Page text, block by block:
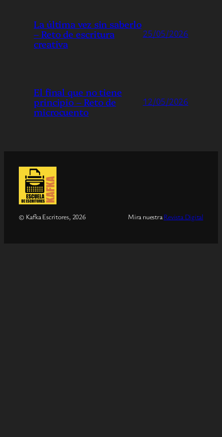
La última vez sin saberlo
– Reto de escritura
creativa
25/05/2026
El final que no tiene
principio – Reto de
microcuento
12/05/2026
© Kafka Escritores, 2026 Mira nuestraRevista Digital